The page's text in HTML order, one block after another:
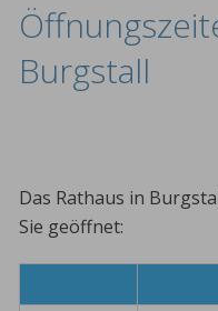
Burgstall
Das Rathaus in
Sie geöffnet: